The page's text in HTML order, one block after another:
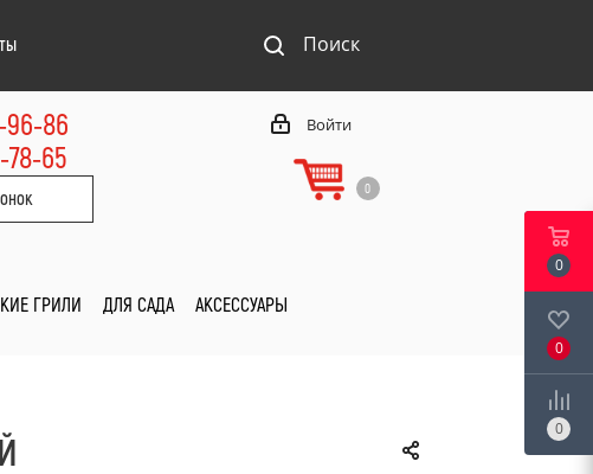
Поиск
96-86
78-65
Войти
0
ГРИЛИ ДЛЯ САДА АКСЕССУАРЫ
0
0
0